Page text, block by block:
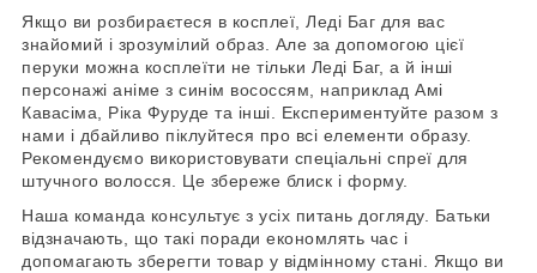
Якщо ви розбираєтеся в косплеї, Леді Баг для вас
знайомий і зрозумілий образ. Але за допомогою цієї
перуки можна косплеїти не тільки Леді Баг, а й інші
персонажі аніме з синім вососсям, наприклад Амі
Кавасіма, Ріка Фуруде та інші. Експериментуйте разом з
нами і дбайливо піклуйтеся про всі елементи образу.
Рекомендуємо використовувати спеціальні спреї для
штучного волосся. Це збереже блиск і форму.
Наша команда консультує з усіх питань догляду. Батьки
відзначають, що такі поради економлять час і
допомагають зберегти товар у відмінному стані. Якщо ви